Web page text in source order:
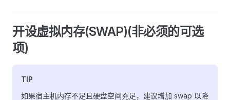
开设虚拟内存(SWAP)(非必须的可选
项)
TIP
如果宿主机内存不足且硬盘空间充足，建议增加 swap 以降